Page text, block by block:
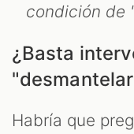
condición de
¿Basta
Habría que